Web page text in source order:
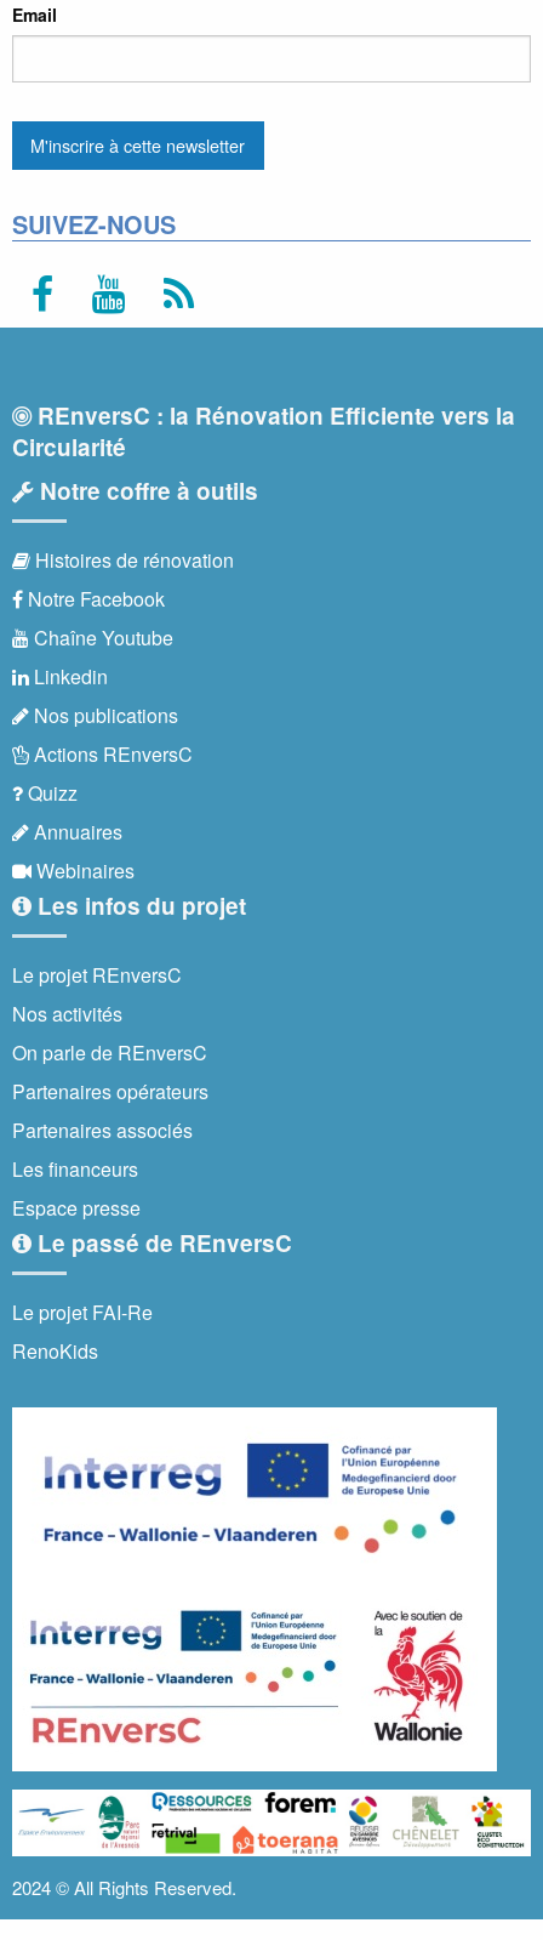
Email
SUIVEZ-NOUS
REnversC : la Rénovation Efficiente vers la
Circularité
Notre coffre à outils
Histoires de rénovation
Notre Facebook
Chaîne Youtube
Linkedin
Nos publications
Actions REnversC
Quizz
Annuaires
Webinaires
Les infos du projet
Le projet REnversC
Nos activités
On parle de REnversC
Partenaires opérateurs
Partenaires associés
Les financeurs
Espace presse
Le passé de REnversC
Le projet FAI-Re
RenoKids
2024 ©All Rights Reserved.